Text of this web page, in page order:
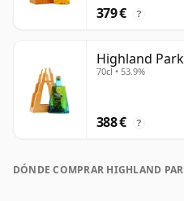
379 € ?
Highland
70cl • 53.9%
388 € ?
DÓNDE COMPRAR HIGHLAND